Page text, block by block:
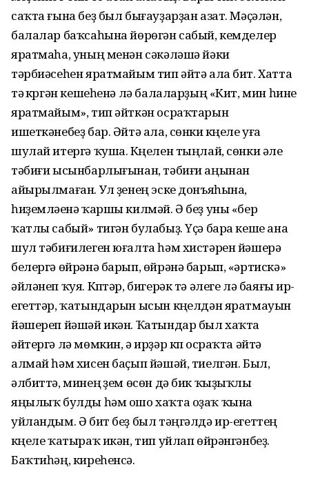
саҡта ғына беҙ был бығауҙарҙан азат. Мәҫәлән,
балалар баҡсаһына йөрөгән сабый, кемделер
яратмаһа, уның менән сәкәләшә йәки
тәрбиәсеһен яратмайым тип әйтә ала бит. Хатта
тәү күргән кешеһенә лә балаларҙың «Кит, мин һине
яратмайым», тип әйткән осраҡтарын
ишеткәнебеҙ бар. Әйтә ала, сөнки күңеле уға
шулай итергә ҡуша. Күңелен тыңлай, сөнки әле
тәбиғи ысынбарлығынан, тәбиғи аңынан
айырылмаған. Ул үҙенең эске донъяһына,
һиҙемләүенә ҡаршы килмәй. Ә беҙ уны «бер
ҡатлы сабый» тигән булабыҙ. Үҫә бара кеше ана
шул тәбиғилеген юғалта һәм хистәрен йәшерә
белергә өйрәнә барып, өйрәнә барып, «әртискә»
әйләнеп ҡуя. Күптәр, бигерәк тә әлеге лә баяғы ир-
егеттәр, ҡатындарын ысын күңелдән яратмауын
йәшереп йәшәй икән. Ҡатындар был хаҡта
әйтергә лә мөмкин, ә ирҙәр күп осраҡта әйтә
алмай һәм хисен баҫып йәшәй, тиелгән. Был,
әлбиттә, минең үҙем өсөн дә бик ҡыҙыҡлы
яңылыҡ булды һәм ошо хаҡта оҙаҡ ҡына
уйландым. Ә бит беҙ был тәңгәлдә ир-егеттең
күңеле ҡатыраҡ икән, тип уйлап өйрәнгәнбеҙ.
Баҡтиһәң, киреһенсә.